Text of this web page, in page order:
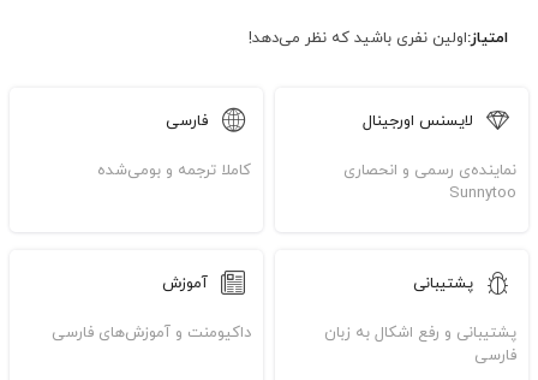
امتیاز:اولین نفری باشید که نظر می‌دهد!
لایسنس اورجینال
نماینده‌ی رسمی و انحصاری
Sunnytoo
فارسی
کاملا ترجمه و بومی‌شده
پشتیبانی
پشتیبانی و رفع اشکال به زبان
فارسی
آموزش
داکیومنت و آموزش‌های فارسی